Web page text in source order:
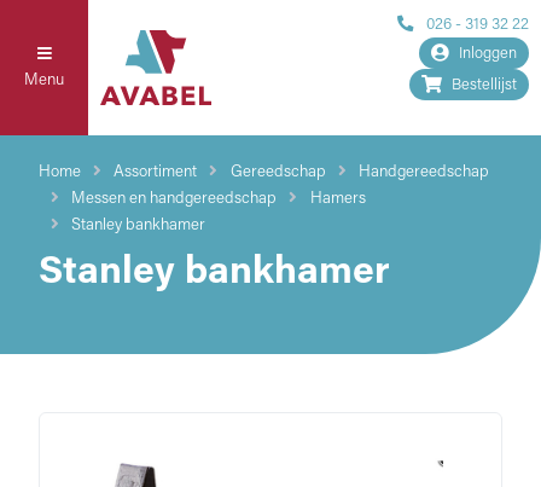
Menu
026 - 319 32 22
Inloggen
Bestellijst
Home Assortiment Gereedschap
Handgereedschap
Messen en handgereedschap
Hamers
Stanley bankhamer
Stanley bankhamer